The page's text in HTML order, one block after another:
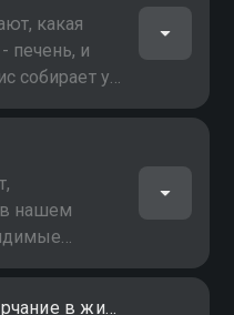
какая
печень, и
собирает у
для
от
нашем
как
Желудочный сок и урчание в животе